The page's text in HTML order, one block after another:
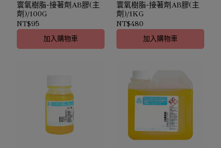
寰氧樹脂-接著劑AB膠(主
劑)/100G
NT$95
加入購物車
寰氧樹脂-接著劑AB膠(主
劑)/1KG
NT$480
加入購物車